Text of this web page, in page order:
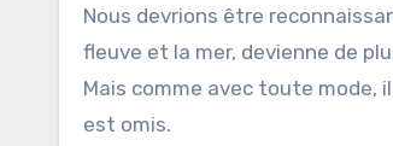
Nous devrions être
fleuve et la mer, devienne de
Mais comme avec toute mode,
est omis.